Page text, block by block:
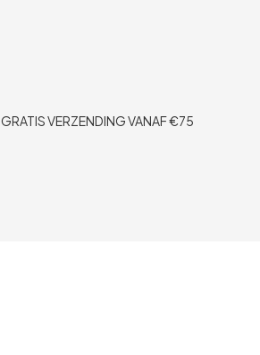
GRATIS VERZENDING VANAF €75